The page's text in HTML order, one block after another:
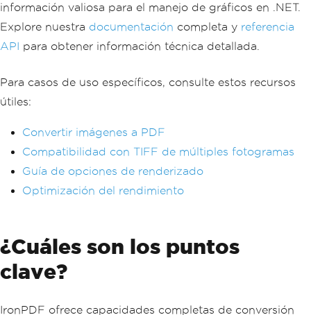
información valiosa para el manejo de gráficos en .NET.
Explore nuestra documentación completa y referencia
API para obtener información técnica detallada.
Para casos de uso específicos, consulte estos recursos
útiles:
Convertir imágenes a PDF
Compatibilidad con TIFF de múltiples fotogramas
Guía de opciones de renderizado
Optimización del rendimiento
¿Cuáles son los puntos
clave?
IronPDF ofrece capacidades completas de conversión